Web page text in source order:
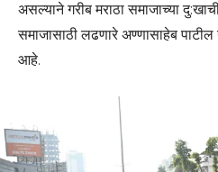
असल्याने गरीब मराठा समाजाच्या
समाजासाठी लढणारे अण्णासाहेब पाटील
आहे.